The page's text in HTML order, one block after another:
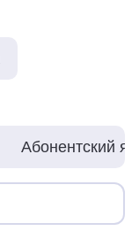
Абонентский